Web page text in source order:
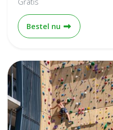
Bestel nu Cursus